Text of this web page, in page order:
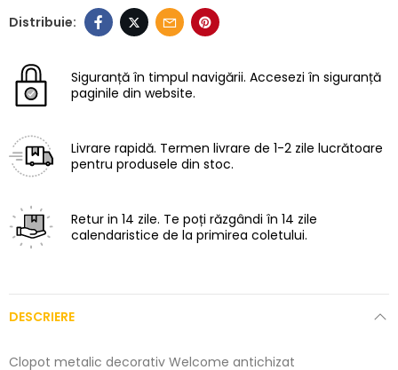
Siguranță în timpul navigării. Accesezi în siguranță
paginile din website.
Livrare rapidă. Termen livrare de 1-2 zile lucrătoare
pentru produsele din stoc.
Retur in 14 zile. Te poți răzgândi în 14 zile
calendaristice de la primirea coletului.
DESCRIERE
Clopot metalic decorativ Welcome antichizat